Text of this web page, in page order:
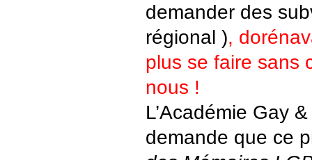
demander des
régional ),
plus se faire sans
nous !
L’Académie Gay
demande que ce